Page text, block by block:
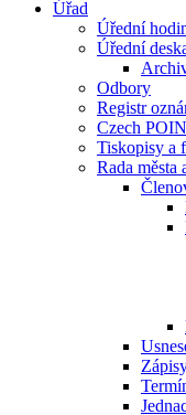
Úřad
Úřední
Úřední
Odbory
Registr
Czech
Tiskopisy a
Rada města